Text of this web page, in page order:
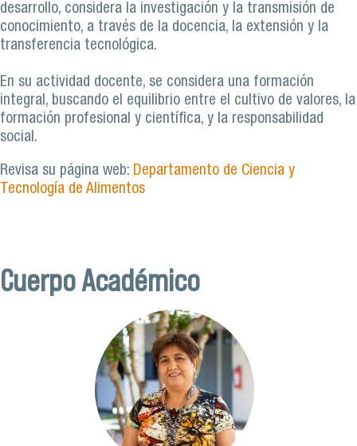
desarrollo, considera la investigación y la transmisión de
conocimiento, a través de la docencia, la extensión y la
transferencia tecnológica.
En su actividad docente, se considera una formación
integral, buscando el equilibrio entre el cultivo de valores, la
formación profesional y científica, y la responsabilidad
social.
Revisa su página web: Departamento de Ciencia y
Tecnología de Alimentos
Cuerpo Académico